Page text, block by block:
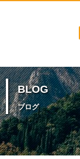
BLOG
ブログ